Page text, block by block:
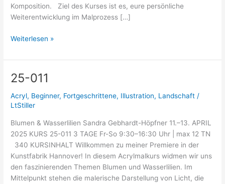
Komposition. Ziel des Kurses ist es, eure persönliche
Weiterentwicklung im Malprozess […]
Weiterlesen »
25-011
Acryl, Beginner, Fortgeschrittene, Illustration, Landschaft /
LtStiller
Blumen & Wasserlilien Sandra Gebhardt-Höpfner 11.–13. APRIL
2025 KURS 25-011 3 TAGE Fr-So 9:30–16:30 Uhr | max 12 TN
340 KURSINHALT Willkommen zu meiner Premiere in der
Kunstfabrik Hannover! In diesem Acrylmalkurs widmen wir uns
den faszinierenden Themen Blumen und Wasserlilien. Im
Mittelpunkt stehen die malerische Darstellung von Licht, die
25-